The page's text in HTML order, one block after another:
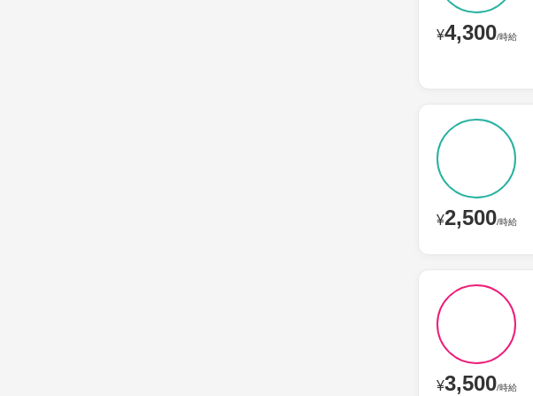
¥4,300/時給
¥2,500/時給
¥3,500/時給